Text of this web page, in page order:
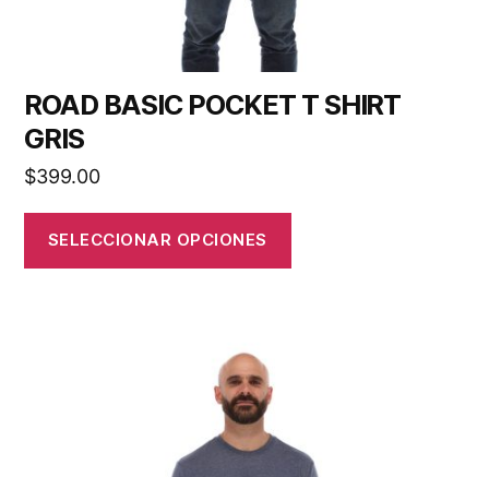
ROAD BASIC POCKET T SHIRT
GRIS
$399.00
SELECCIONAR OPCIONES